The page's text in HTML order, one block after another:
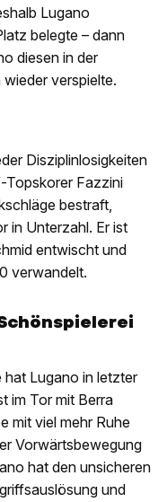
Lugano
belegte – dann
diesen in der
verspielte.
Disziplinlosigkeiten
Topskorer Fazzini
bestraft,
in Unterzahl. Er ist
entwischt und
verwandelt.
hat Lugano in letzter
im Tor mit Berra
mit viel mehr Ruhe
Vorwärtsbewegung
hat den unsicheren
und